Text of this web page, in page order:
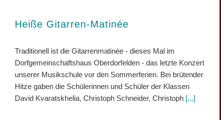
Heiße Gitarren-Matinée
Traditionell ist die Gitarrenmatinée - dieses Mal im
Dorfgemeinschaftshaus Oberdorfelden - das letzte Konzert
unserer Musikschule vor den Sommerferien. Bei brütender
Hitze gaben die Schülerinnen und Schüler der Klassen
David Kvaratskhelia, Christoph Schneider, Christoph [...]